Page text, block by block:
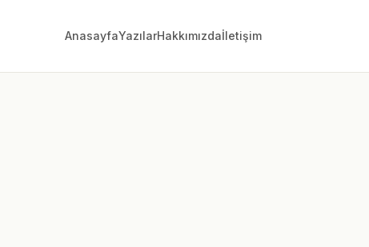
AnasayfaYazılarHakkımızdaİletişim